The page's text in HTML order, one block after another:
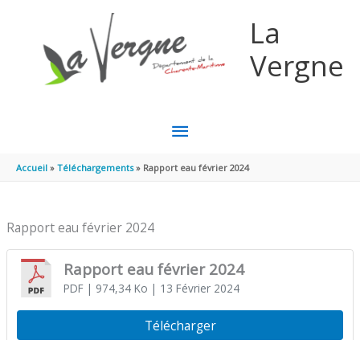
La
Vergne
MENU
PRINCIPAL
Accueil Téléchargements Rapport eau février 2024
Rapport eau février 2024
Rapport eau février 2024
PDF| 974,34 Ko | 13 Février 2024
Télécharger